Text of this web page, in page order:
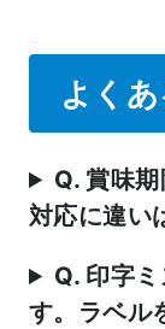
よく
Q. 賞味
対応に違い
Q. 印字
す。ラベル